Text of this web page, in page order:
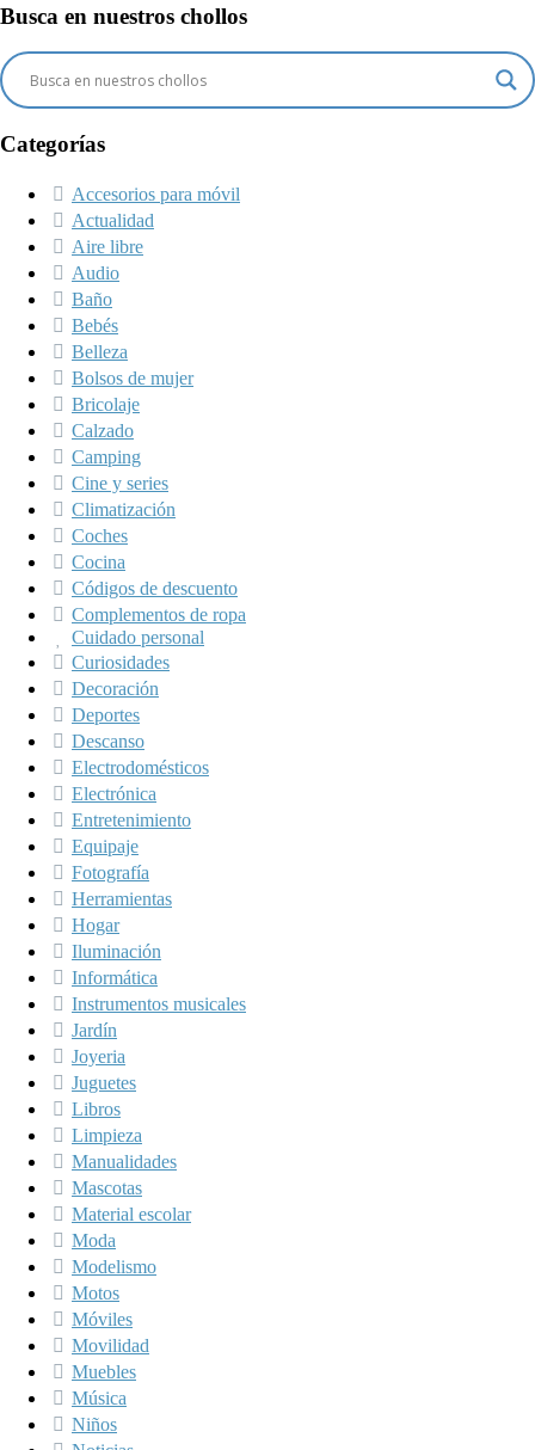
Busca en nuestros chollos
Categorías
Accesorios para móvil
Actualidad
Aire libre
Audio
Baño
Bebés
Belleza
Bolsos de mujer
Bricolaje
Calzado
Camping
Cine y series
Climatización
Coches
Cocina
Códigos de descuento
Complementos de ropa
Cuidado personal
Curiosidades
Decoración
Deportes
Descanso
Electrodomésticos
Electrónica
Entretenimiento
Equipaje
Fotografía
Herramientas
Hogar
Iluminación
Informática
Instrumentos musicales
Jardín
Joyeria
Juguetes
Libros
Limpieza
Manualidades
Mascotas
Material escolar
Moda
Modelismo
Motos
Móviles
Movilidad
Muebles
Música
Niños